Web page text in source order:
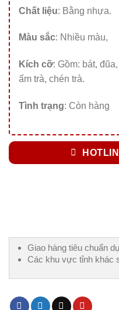
Chất liệu: Bằng nhựa.
Màu sắc: Nhiều màu,
Kích cỡ: Gồm: bát,
ấm trà, chén trà.
Tình trạng: Còn hàng
Giao hàng tiêu chuẩn
Các khu vực tỉnh khác